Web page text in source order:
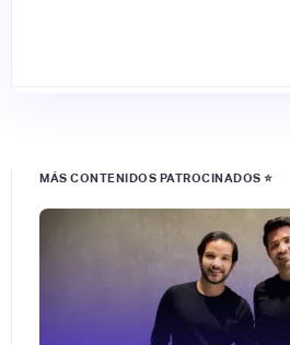
MÁS CONTENIDOS PATROCINADOS ⭐